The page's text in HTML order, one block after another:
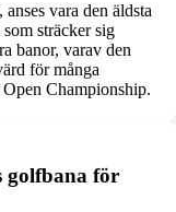
vara den äldsta
sträcker sig
banor, varav den
för många
Championship.
golfbana för